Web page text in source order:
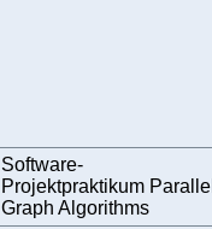
Software-
Projektpraktikum Parallel
Graph Algorithms